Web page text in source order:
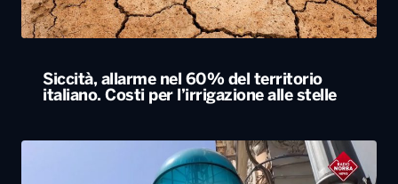
Siccità, allarme nel 60% del territorio
italiano. Costi per l’irrigazione alle stelle